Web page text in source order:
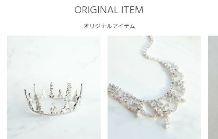
ORIGINAL ITEM
オリジナルアイテム